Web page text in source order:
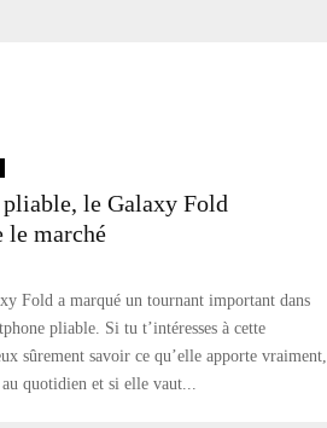
pliable, le Galaxy Fold
le marché
Fold a marqué un tournant important dans
pliable. Si tu t’intéresses à cette
sûrement savoir ce qu’elle apporte vraiment,
au quotidien et si elle vaut...